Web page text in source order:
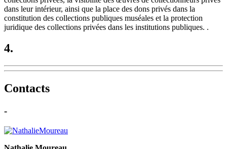
dans leur intérieur, ainsi que la place des dons privés dans la
constitution des collections publiques muséales et la protection
juridique des collections privées dans les institutions publiques. .
4.
Contacts
-